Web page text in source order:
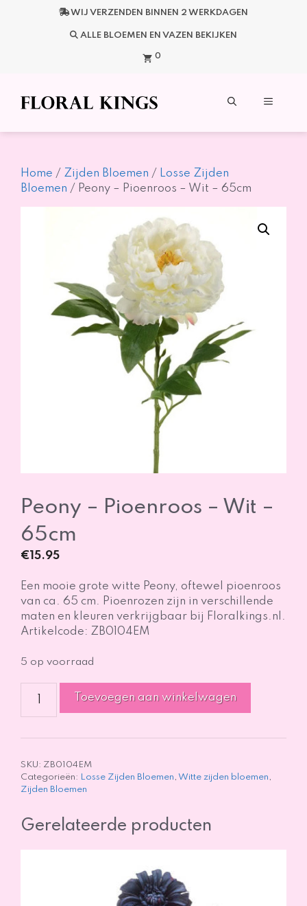
WIJ VERZENDEN BINNEN 2 WERKDAGEN
ALLE BLOEMEN EN VAZEN BEKIJKEN
0
Menu
Home / Zijden Bloemen / Losse Zijden
Bloemen / Peony – Pioenroos – Wit – 65cm
Peony – Pioenroos – Wit –
65cm
€ 15.95
Een mooie grote witte Peony, oftewel pioenroos
van ca. 65 cm. Pioenrozen zijn in verschillende
maten en kleuren verkrijgbaar bij Floralkings.nl.
Artikelcode: ZB0104EM
5 op voorraad
Pioenroos
-
65cm
aantal
Toevoegen aan winkelwagen
SKU: ZB0104EM
Categorieën: Losse Zijden Bloemen, Witte zijden bloemen,
Zijden Bloemen
Gerelateerde producten